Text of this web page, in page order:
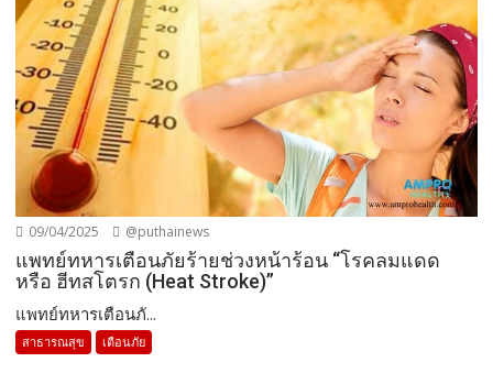
09/04/2025 @puthainews
แพทย์ทหารเตือนภัยร้ายช่วงหน้าร้อน “โรคลมแดด
หรือ ฮีทสโตรก (Heat Stroke)”
แพทย์ทหารเตือนภั...
สาธารณสุข เตือนภัย